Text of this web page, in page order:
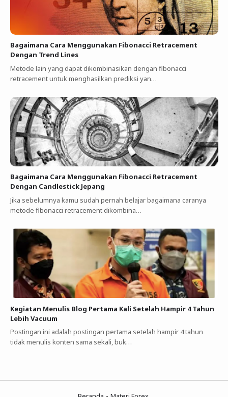
Bagaimana Cara Menggunakan Fibonacci Retracement
Dengan Trend Lines
Metode lain yang dapat dikombinasikan dengan fibonacci
retracement untuk menghasilkan prediksi yan…
Bagaimana Cara Menggunakan Fibonacci Retracement
Dengan Candlestick Jepang
Jika sebelumnya kamu sudah pernah belajar bagaimana caranya
metode fibonacci retracement dikombina…
Kegiatan Menulis Blog Pertama Kali Setelah Hampir 4 Tahun
Lebih Vacuum
Postingan ini adalah postingan pertama setelah hampir 4 tahun
tidak menulis konten sama sekali, buk…